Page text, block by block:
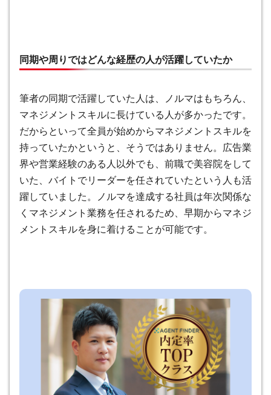
同期や周りではどんな経歴の人が活躍していたか
筆者の同期で活躍していた人は、ノルマはもちろん、
マネジメントスキルに長けている人が多かったです。
だからといって全員が始めからマネジメントスキルを
持っていたかというと、そうではありません。広告業
界や営業経験のある人以外でも、前職で美容院をして
いた、バイトでリーダーを任されていたという人も活
躍していました。ノルマを達成する社員は年次関係な
くマネジメント業務を任されるため、早期からマネジ
メントスキルを身に着けることが可能です。